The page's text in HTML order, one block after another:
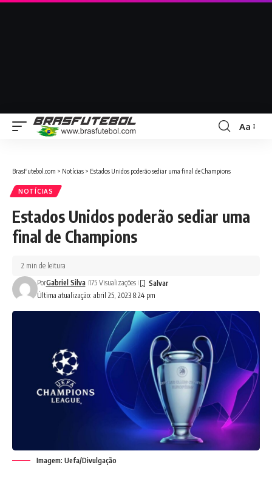
Aa
BrasFutebol.com > Notícias > Estados Unidos poderão sediar uma final de Champions
NOTÍCIAS
Estados Unidos poderão sediar uma
final de Champions
Última atualização: abril 25, 2023 8:24 pm
PorGabriel Silva 175 Visualizações
2 min de leitura
Imagem: Uefa/Divulgação